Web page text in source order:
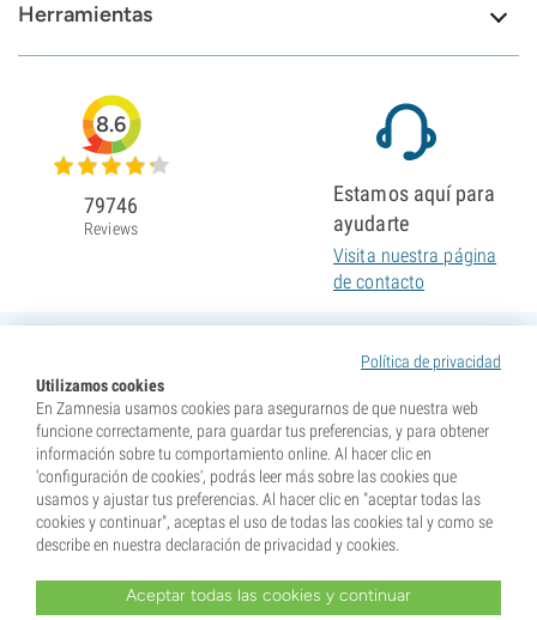
Herramientas
Política de privacidad
Utilizamos cookies
En Zamnesia usamos cookies para asegurarnos de que nuestra web
funcione correctamente, para guardar tus preferencias, y para obtener
información sobre tu comportamiento online. Al hacer clic en
'configuración de cookies', podrás leer más sobre las cookies que
usamos y ajustar tus preferencias. Al hacer clic en "aceptar todas las
cookies y continuar", aceptas el uso de todas las cookies tal y como se
describe en nuestra declaración de privacidad y cookies.
Aceptar todas las cookies y continuar
8.6
79746
Reviews
Estamos aquí para
ayudarte
Visita nuestra página
de contacto
* Nuestras semillas se venden como suvenires. La germinación de semillas es ilegal en muchos